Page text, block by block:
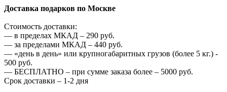
Доставка подарков по Москве
Стоимость доставки:
— в пределах МКАД – 290 руб.
— за пределами МКАД – 440 руб.
— «день в день» или крупногабаритных грузов (более 5 кг.) -
500 руб.
— БЕСПЛАТНО – при сумме заказа более – 5000 руб.
Срок доставки – 1-2 дня